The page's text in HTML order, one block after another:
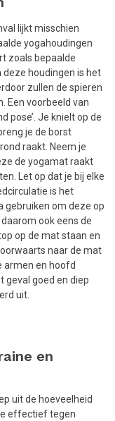
lijkt misschien
yogahoudingen
zoals bepaalde
deze houdingen is het
zullen de spieren
Een voorbeeld van
pose’. Je knielt op de
je de borst
raakt. Neem je
de yogamat raakt
Let op dat je bij elke
is het
gebruiken om deze op
ook eens de
op de mat staan en
naar de mat
armen en hoofd
geval goed en diep
uit.
en
uit de hoeveelheid
effectief tegen